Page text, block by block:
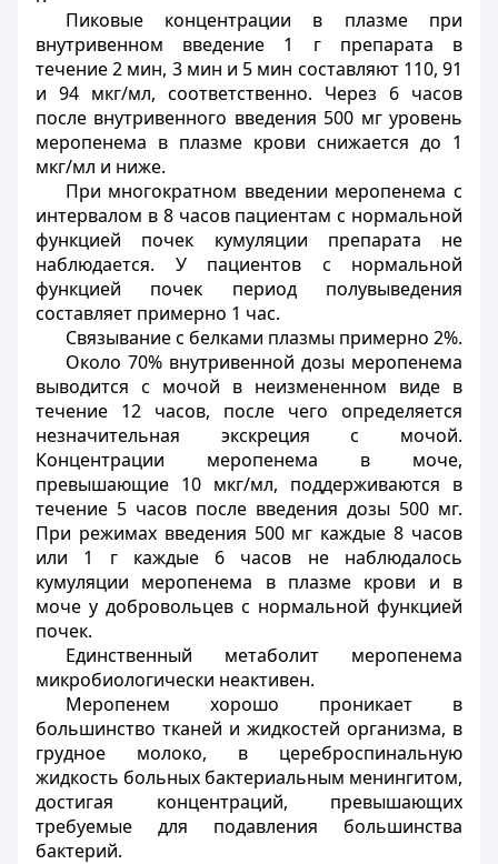
Пиковые концентрации в плазме при
внутривенном введение 1 г препарата в
течение 2 мин, 3 мин и 5 мин составляют 110, 91
и 94 мкг/мл, соответственно. Через 6 часов
после внутривенного введения 500 мг уровень
меропенема в плазме крови снижается до 1
мкг/мл и ниже.
При многократном введении меропенема с
интервалом в 8 часов пациентам с нормальной
функцией почек кумуляции препарата не
наблюдается. У пациентов с нормальной
функцией почек период полувыведения
составляет примерно 1 час.
Связывание с белками плазмы примерно 2%.
Около 70% внутривенной дозы мeропенема
выводится с мочой в неизмененном виде в
течение 12 часов, после чего определяется
незначительная экскреция с мочой.
Концентрации меропенема в моче,
превышающие 10 мкг/мл, поддерживаются в
течение 5 часов после введения дозы 500 мг.
При режимах введения 500 мг каждые 8 часов
или 1 г каждые 6 часов не наблюдалось
кумуляции меропенема в плазме крови и в
моче у добровольцев с нормальной функцией
почек.
Единственный метаболит меропенема
микробиологически неактивен.
Меропенем хорошо проникает в
большинство тканей и жидкостей организма, в
грудное молоко, в цереброспинальную
жидкость больных бактериальным менингитом,
достигая концентраций, превышающих
требуемые для подавления большинства
бактерий.